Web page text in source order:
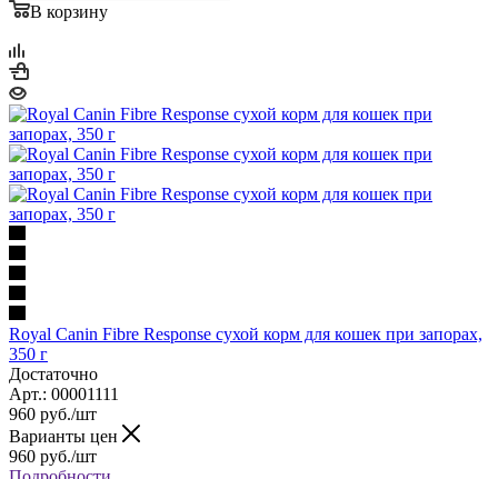
В корзину
Royal Canin Fibre Response сухой корм для кошек при запорах,
350 г
Достаточно
Арт.: 00001111
960 руб./шт
Варианты цен
960 руб./шт